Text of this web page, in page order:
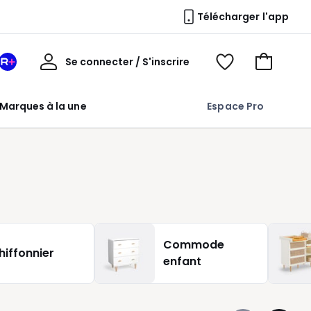
Télécharger l'app
Marques à la une Espace Pro
Mon
Redoute
Se connecter / S'inscrire
Mon
Voir
Voir
Commode
enfant